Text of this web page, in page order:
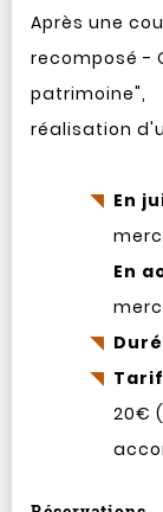
Après une
recomposé -
patrimoine",
réalisation
En
En
20€